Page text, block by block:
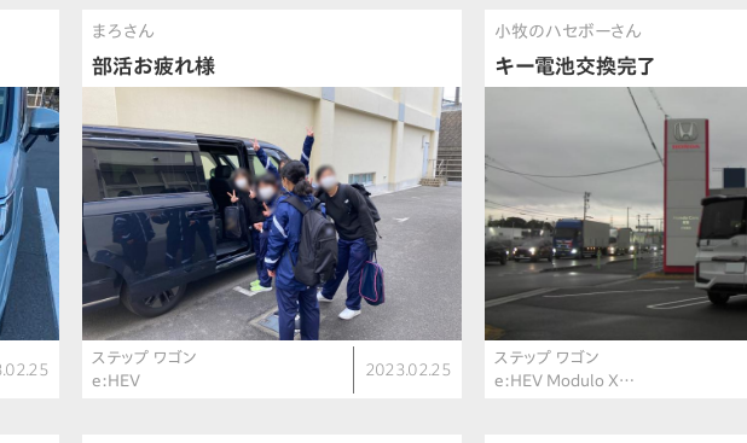
まろさん
部活お疲れ様
ステップ ワゴン
e:HEV
2023.02.25
小牧のハセボーさん
キー電池交換完了
ステップ ワゴン
e:HEV Modulo X…